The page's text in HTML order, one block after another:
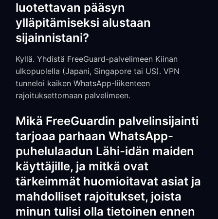
luotettavan pääsyn
ylläpitämiseksi alustaan
sijainnistani?
Kyllä. Yhdistä FreeGuard-palvelimeen Kiinan
ulkopuolella (Japani, Singapore tai US). VPN
tunneloi kaiken WhatsApp-liikenteen
rajoituksettomaan palvelimeen.
Mikä FreeGuardin palvelinsijainti
tarjoaa parhaan WhatsApp-
puhelulaadun Lähi-idän maiden
käyttäjille, ja mitkä ovat
tärkeimmät huomioitavat asiat ja
mahdolliset rajoitukset, joista
minun tulisi olla tietoinen ennen